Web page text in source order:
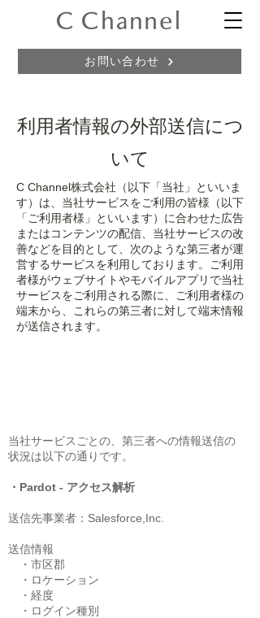
お問い合わせ
利用者情報の外部送信につ
いて
C Channel株式会社（以下「当社」といいま
す）は、当社サービスをご利用の皆様（以下
「ご利用者様」といいます）に合わせた広告
またはコンテンツの配信、当社サービスの改
善などを目的として、次のような第三者が運
営するサービスを利用しております。ご利用
者様がウェブサイトやモバイルアプリで当社
サービスをご利用される際に、ご利用者様の
端末から、これらの第三者に対して端末情報
が送信されます。
当社サービスごとの、第三者への情報送信の
状況は以下の通りです。​
・Pardot - アクセス解析
送信先事業者：Salesforce,Inc.
送信情報
・市区郡
・ロケーション
・経度
・ログイン種別